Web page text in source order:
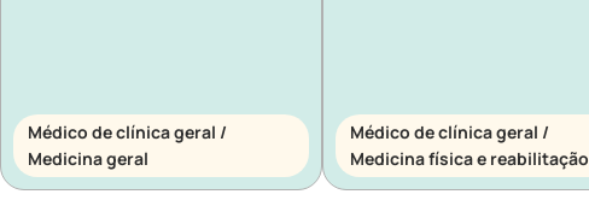
Médico de clínica geral /
Medicina geral
Médico de clínica geral /
Medicina física e reabilitação